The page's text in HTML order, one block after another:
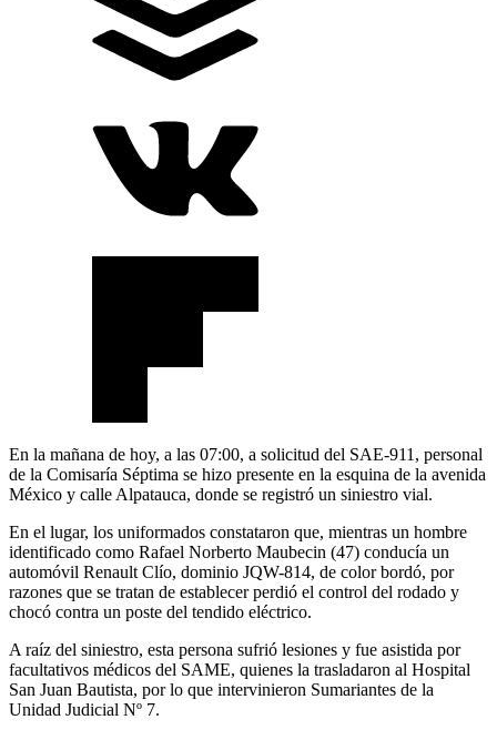
En la mañana de hoy, a las 07:00, a solicitud del SAE-911, personal
de la Comisaría Séptima se hizo presente en la esquina de la avenida
México y calle Alpatauca, donde se registró un siniestro vial.
En el lugar, los uniformados constataron que, mientras un hombre
identificado como Rafael Norberto Maubecin (47) conducía un
automóvil Renault Clío, dominio JQW-814, de color bordó, por
razones que se tratan de establecer perdió el control del rodado y
chocó contra un poste del tendido eléctrico.
A raíz del siniestro, esta persona sufrió lesiones y fue asistida por
facultativos médicos del SAME, quienes la trasladaron al Hospital
San Juan Bautista, por lo que intervinieron Sumariantes de la
Unidad Judicial Nº 7.